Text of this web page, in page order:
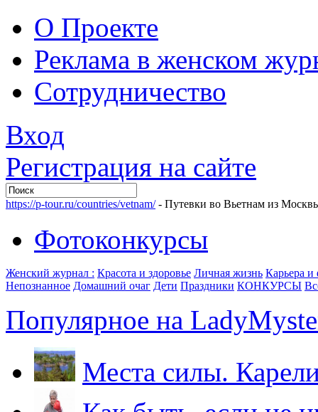
О Проекте
Реклама в женском
Сотрудничество
Вход
Регистрация на сайте
https://p-tour.ru/countries/vetnam/- Путевки во Вьетнам из
Фотоконкурсы
Женский журнал : Красота и здоровье Личная жизнь Карьера
Непознанное Домашний очаг Дети Праздники КОНКУРСЫ
Популярное на
Места силы.